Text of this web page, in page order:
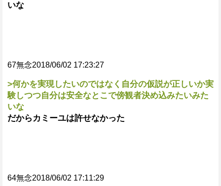
いな
67無念2018/06/02 17:23:27
>何かを実現したいのではなく自分の仮説が正しいか実
験しつつ自分は安全なとこで傍観者決め込みたいみた
いな
だからカミーユは許せなかった
64無念2018/06/02 17:11:29